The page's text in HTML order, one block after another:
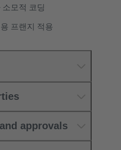
소모적 코딩
프랜지 적용
approvals